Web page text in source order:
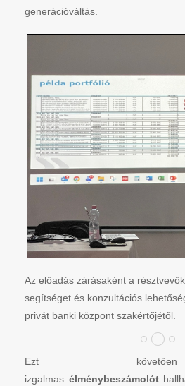
generációváltás.
Az előadás zárásaként a
segítséget és konzultációs
privát banki központ szakértőjétől.
Ezt
izgalmas élménybeszámolót